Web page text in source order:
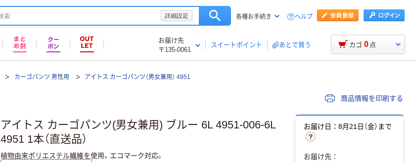
詳細設定 各種お手続き ヘルプ
お届け先
〒135-0061
スイートポイント あとで買う カゴ 0 点
カーゴパンツ 男性用 アイトス カーゴパンツ（男女兼用） 4951
商品情報を印刷する
アイトス カーゴパンツ(男女兼用) ブルー 6L 4951-006-6L
4951 1本（直送品）
植物由来ポリエステル繊維を使用。エコマーク対応。
お届け日：8月21日（金）まで
お届け先：